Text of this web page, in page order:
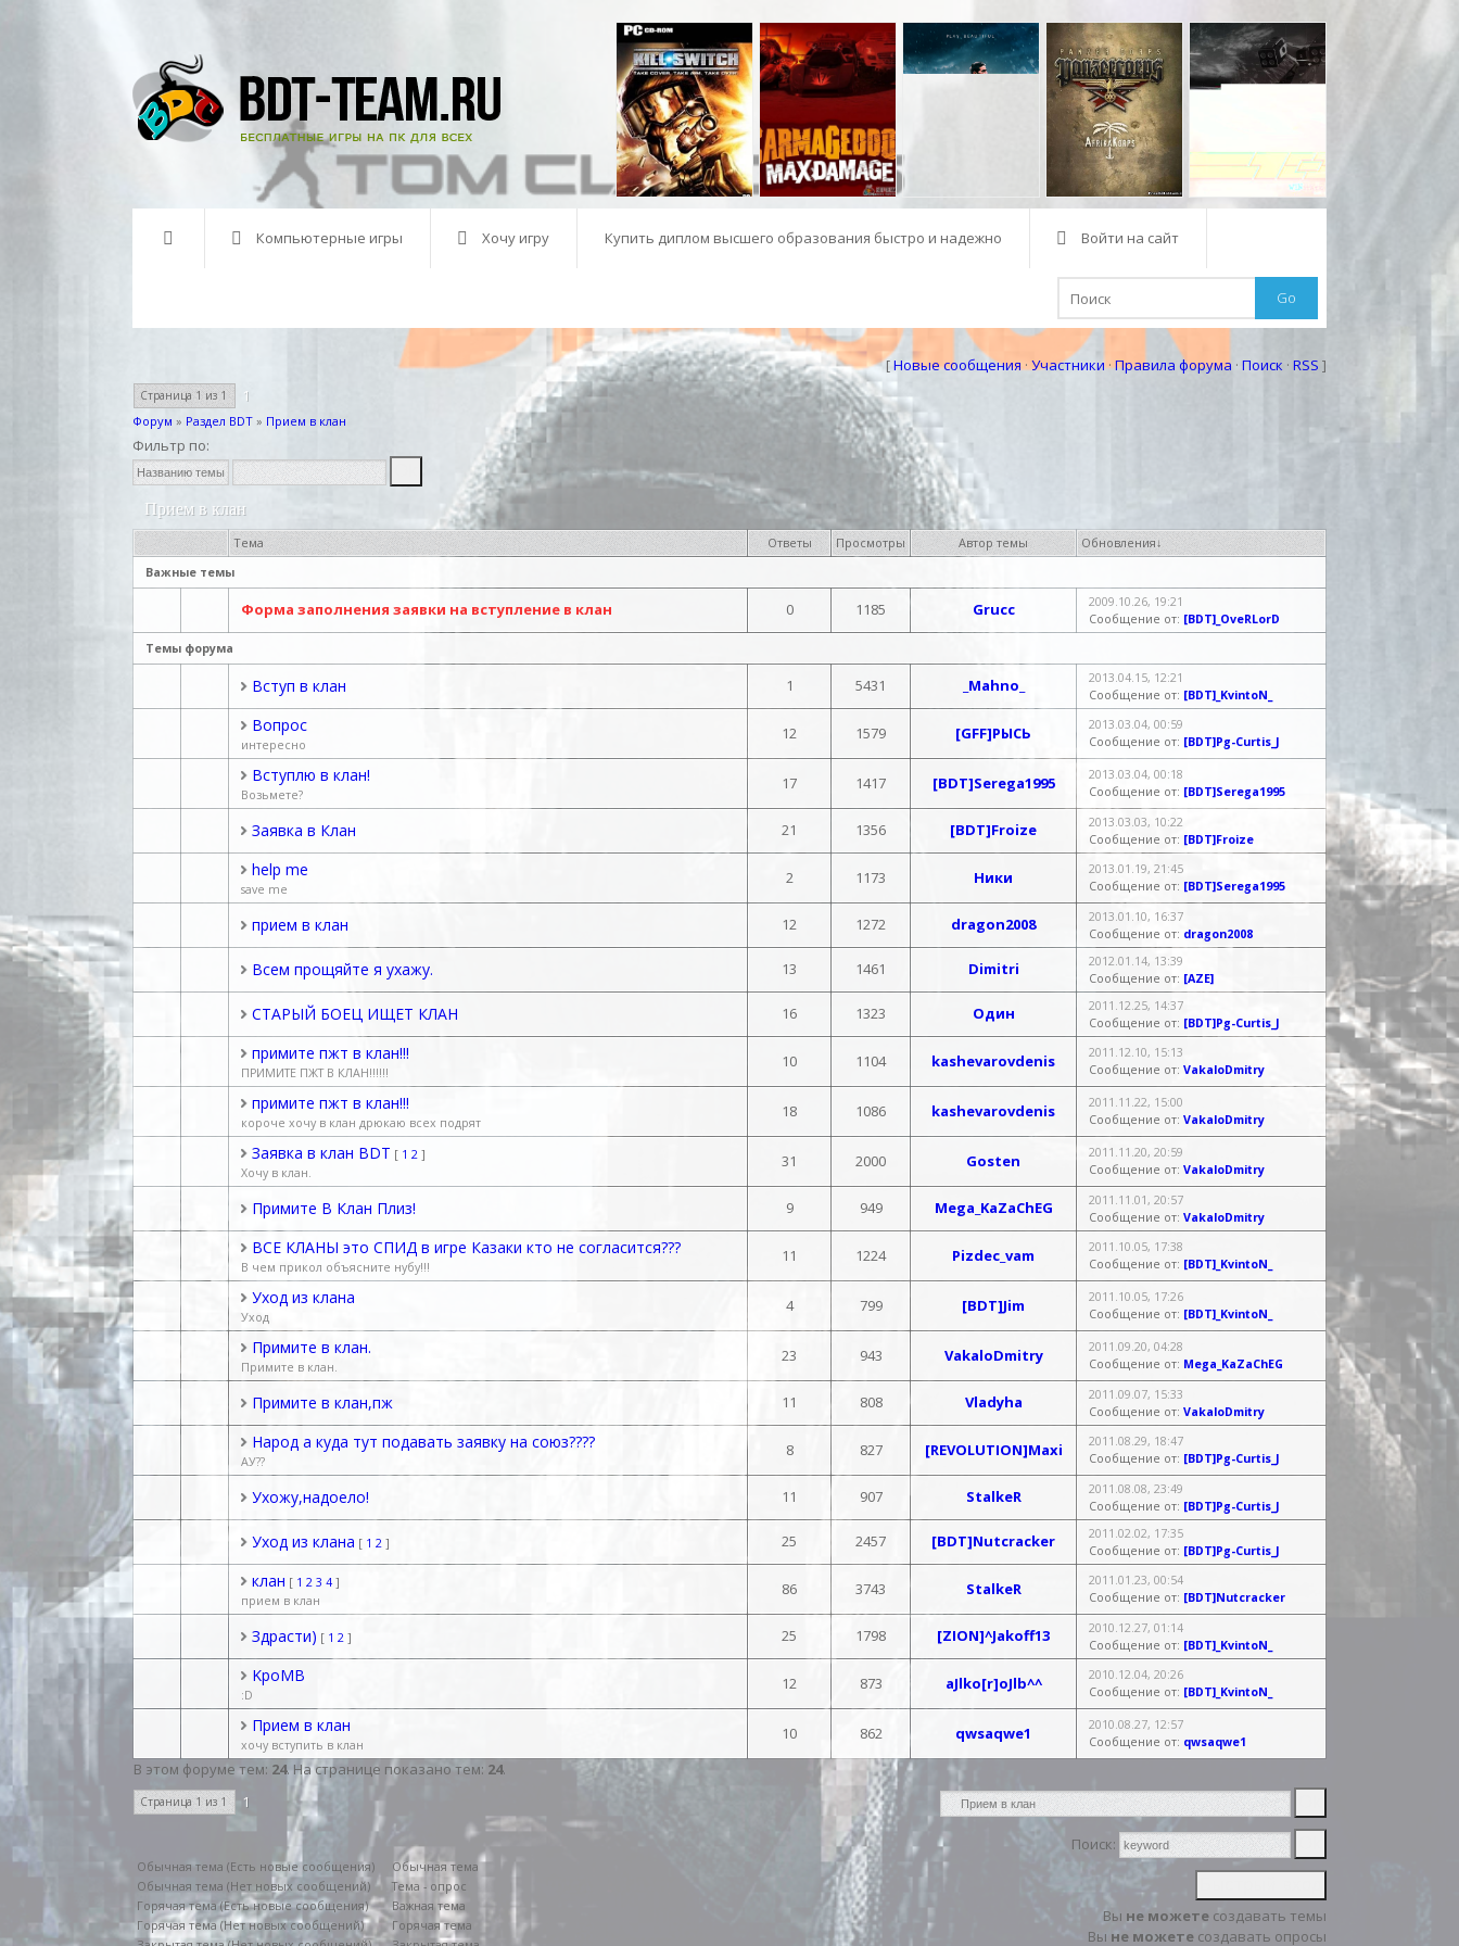
Компьютерные игры Хочу игру Купить диплом высшего образования быстро и надежно Войти на сайт
Go
[Новые сообщения·Участники·Правила форума · Поиск · RSS ]
Страница 1 из 1 1
Форум » Раздел BDT » Прием в клан
Фильтр по:
Прием в клан
Тема Ответы Просмотры Автор темы Обновления↓
Важные темы
Форма заполнения заявки на вступление в клан 0 1185 Grucc
2009.10.26, 19:21
Сообщение от: [BDT]_OveRLorD
Темы форума
Вступ в клан 1 5431 _Mahno_
2013.04.15, 12:21
Сообщение от: [BDT]_KvintoN_
Вопрос
интересно
12 1579 [GFF]РЫСЬ
2013.03.04, 00:59
Сообщение от: [BDT]Pg-Curtis_J
Вступлю в клан!
Возьмете?
17 1417 [BDT]Serega1995
2013.03.04, 00:18
Сообщение от: [BDT]Serega1995
Заявка в Клан 21 1356 [BDT]Froize
2013.03.03, 10:22
Сообщение от: [BDT]Froize
help me
save me
2 1173 Ники
2013.01.19, 21:45
Сообщение от: [BDT]Serega1995
прием в клан 12 1272 dragon2008
2013.01.10, 16:37
Сообщение от: dragon2008
Всем прощяйте я ухажу. 13 1461 Dimitri
2012.01.14, 13:39
Сообщение от: [AZE]
СТАРЫЙ БОЕЦ ИЩЕТ КЛАН 16 1323 Один
2011.12.25, 14:37
Сообщение от: [BDT]Pg-Curtis_J
примите пжт в клан!!!
ПРИМИТЕ ПЖТ В КЛАН!!!!!!
10 1104 kashevarovdenis
2011.12.10, 15:13
Сообщение от: VakaloDmitry
примите пжт в клан!!!
короче хочу в клан дрюкаю всех подрят
18 1086 kashevarovdenis
2011.11.22, 15:00
Сообщение от: VakaloDmitry
Заявка в клан BDT [ 1 2 ]
Хочу в клан.
31 2000 Gosten
2011.11.20, 20:59
Сообщение от: VakaloDmitry
Примите В Клан Плиз! 9 949 Mega_KaZaChEG
2011.11.01, 20:57
Сообщение от: VakaloDmitry
ВСЕ КЛАНЫ это СПИД в игре Казаки кто не согласится???
В чем прикол объясните нубу!!!
11 1224 Pizdec_vam
2011.10.05, 17:38
Сообщение от: [BDT]_KvintoN_
Уход из клана
Уход
4 799 [BDT]Jim
2011.10.05, 17:26
Сообщение от: [BDT]_KvintoN_
Примите в клан.
Примите в клан.
23 943 VakaloDmitry
2011.09.20, 04:28
Сообщение от: Mega_KaZaChEG
Примите в клан,пж 11 808 Vladyha
2011.09.07, 15:33
Сообщение от: VakaloDmitry
Народ а куда тут подавать заявку на союз????
АУ??
8 827 [REVOLUTION]Maxi
2011.08.29, 18:47
Сообщение от: [BDT]Pg-Curtis_J
Ухожу,надоело! 11 907 StalkeR
2011.08.08, 23:49
Сообщение от: [BDT]Pg-Curtis_J
Уход из клана [ 1 2 ] 25 2457 [BDT]Nutcracker
2011.02.02, 17:35
Сообщение от: [BDT]Pg-Curtis_J
клан [ 1 2 3 4 ]
прием в клан
86 3743 StalkeR
2011.01.23, 00:54
Сообщение от: [BDT]Nutcracker
Здрасти) [ 1 2 ] 25 1798 [ZION]^Jakoff13
2010.12.27, 01:14
Сообщение от: [BDT]_KvintoN_
KpoMB
:D
12 873 aJlko[r]oJlb^^
2010.12.04, 20:26
Сообщение от: [BDT]_KvintoN_
Прием в клан
хочу вступить в клан
10 862 qwsaqwe1
2010.08.27, 12:57
Сообщение от: qwsaqwe1
В этом форуме тем: 24. На странице показано тем: 24.
Страница 1 из 1 1
Обычная тема (Есть новые сообщения)
Обычная тема
Обычная тема (Нет новых сообщений)
Тема - опрос
Горячая тема (Есть новые сообщения)
Важная тема
Горячая тема (Нет новых сообщений)
Горячая тема
Поиск:
Вы не можете создавать темы
Вы не можете создавать опросы